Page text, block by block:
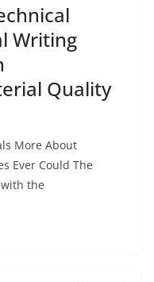
Writing
Quality
More About
Ever Could The
the